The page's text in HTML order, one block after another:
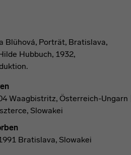
Waagbistritz, Österreich-Ungarn |
Slowakei
Bratislava, Slowakei